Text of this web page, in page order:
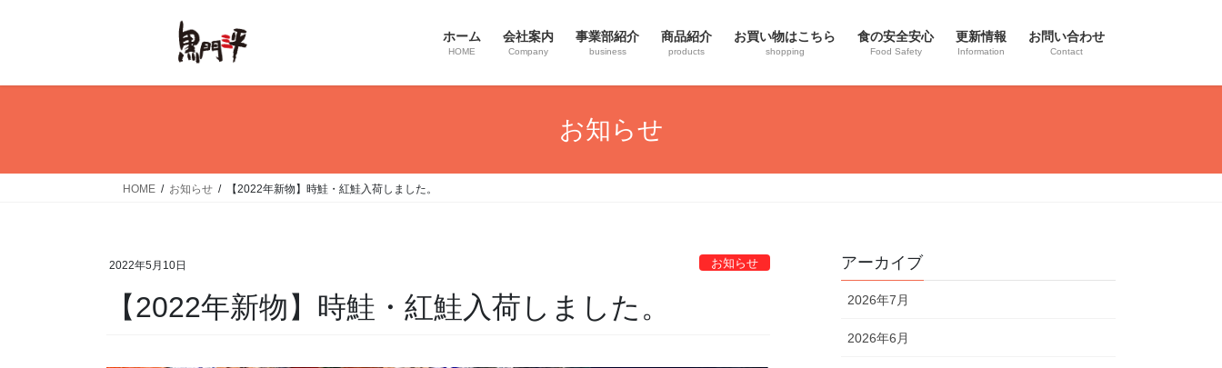
ホーム
HOME
会社案内
Company
事業部紹介
business
商品紹介
products
お買い物はこちら
shopping
食の安全安心
Food Safety
更新情報
Information
お問い合わせ
Contact
お知らせ
HOME お知らせ 【2022年新物】時鮭・紅鮭入荷しました。
2022年5月10日 お知らせ
【2022年新物】時鮭・紅鮭入荷しました。
アーカイブ
2026年7月
2026年6月